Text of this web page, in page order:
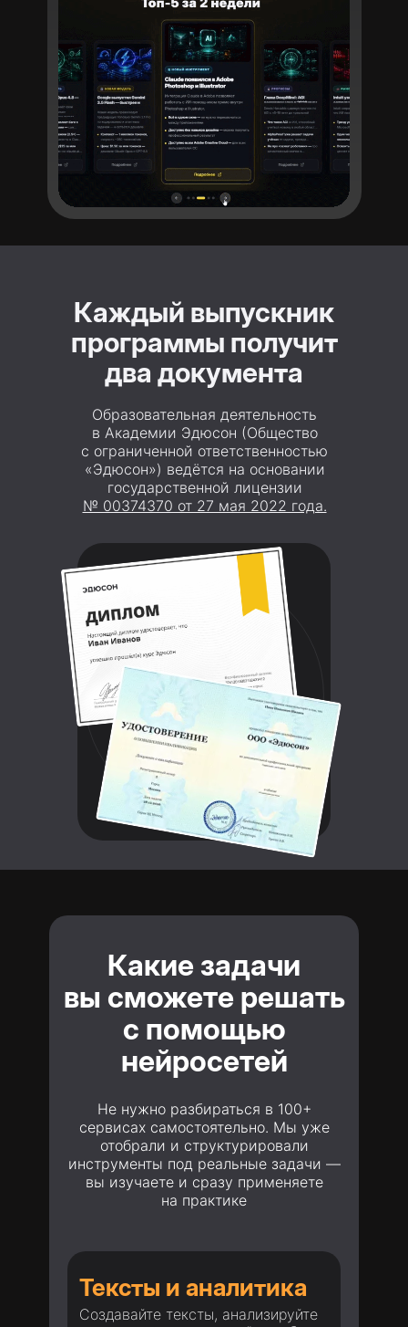
Каждый выпускник
программы получит
два документа
Образовательная деятельность
в Академии Эдюсон (Общество
с ограниченной ответственностью
«Эдюсон») ведётся на основании
государственной лицензии
№ 00374370 от 27 мая 2022 года.
Не нужно разбираться в 100+
сервисах самостоятельно. Мы уже
отобрали и структурировали
инструменты под реальные задачи —
вы изучаете и сразу применяете
на практике
Какие задачи
вы сможете решать
с помощью
нейросетей
Тексты и аналитика
Создавайте тексты, анализируйте